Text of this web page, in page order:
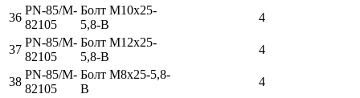
36
PN-85/M-
82105
Болт М10х25-
5,8-В
4
37
PN-85/M-
82105
Болт М12х25-
5,8-В
4
38
PN-85/M-
82105
Болт M8x25-5,8-
B
4